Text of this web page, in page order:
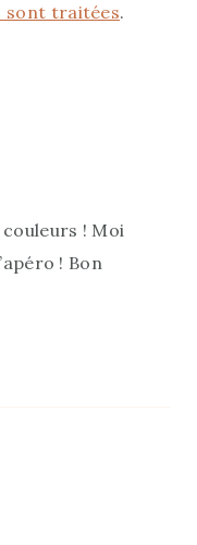
sont traitées.
! Moi
! Bon